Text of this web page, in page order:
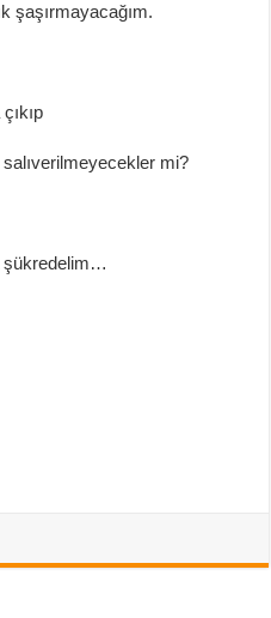
şaşırmayacağım.
mi?
şükredelim…